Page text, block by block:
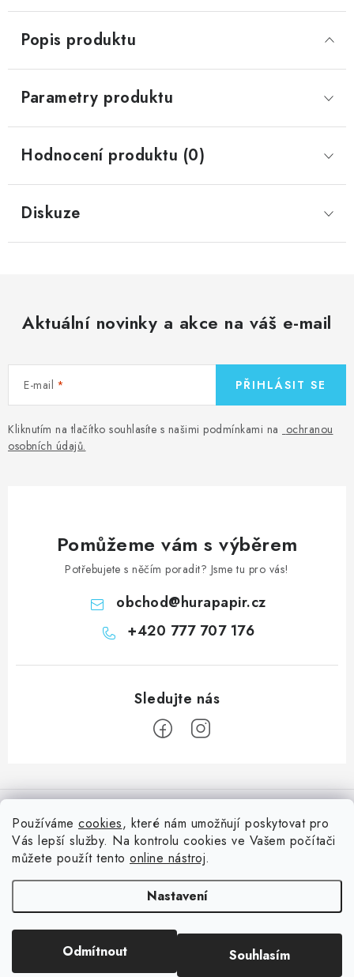
Používáme cookies, které nám umožňují poskytovat pro
Vás lepší služby. Na kontrolu cookies ve Vašem počítači
můžete použít tento online nástroj.
Nastavení
Odmítnout Souhlasím
Popis produktu
Parametry produktu
Hodnocení produktu (0)
Diskuze
Aktuální novinky a akce na váš e-mail
E-mail
Kliknutím na tlačítko souhlasíte s našimi podmínkami na ochranou
osobních údajů.
PŘIHLÁSIT SE
Pomůžeme vám s výběrem
Potřebujete s něčím poradit? Jsme tu pro vás!
obchod@hurapapir.cz
+420 777 707 176
á
Doprava
Oblíbené ♥️
Hodnocení obchodu
Nepřehlédněte
Blog s nápady a návody
Slovník pojmů, české návody
Reklamace a vrácení zboží
Vytvořil Shoptet
. Všechna práva vyhrazena.Upravit nastavení